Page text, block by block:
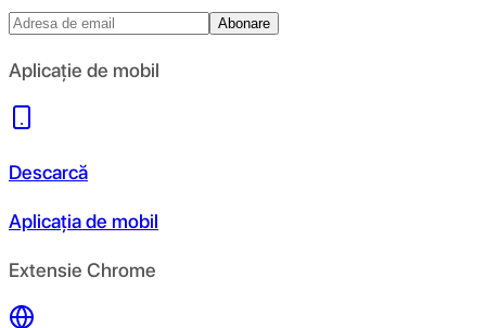
Abonare
Aplicație de mobil
Descarcă
Aplicația de mobil
Extensie Chrome